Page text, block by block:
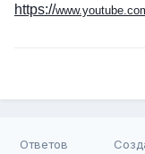
https://
Ответов